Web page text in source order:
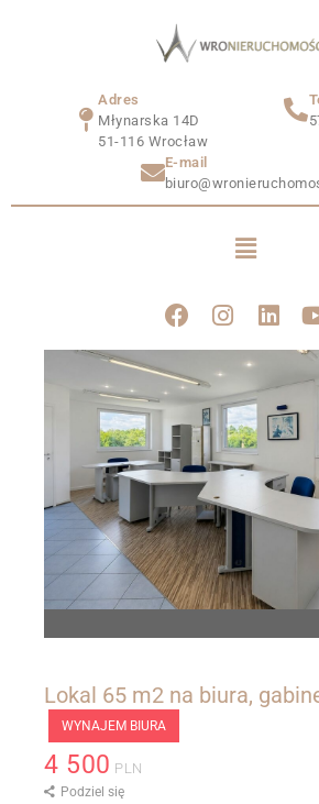
Adres
Młynarska 14D
51-116 Wrocław
E-mail
Lokal 65 m2 na biura,
WYNAJEM BIURA
4 500 PLN
Podziel się